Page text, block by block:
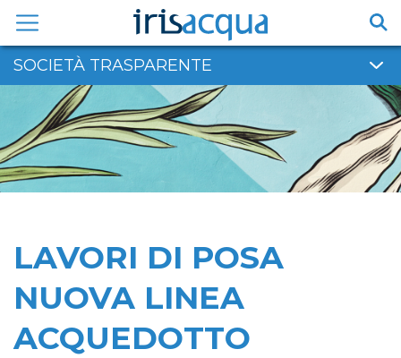
contenuto
SOCIETÀ TRASPARENTE
LAVORI DI POSA
NUOVA LINEA
ACQUEDOTTO